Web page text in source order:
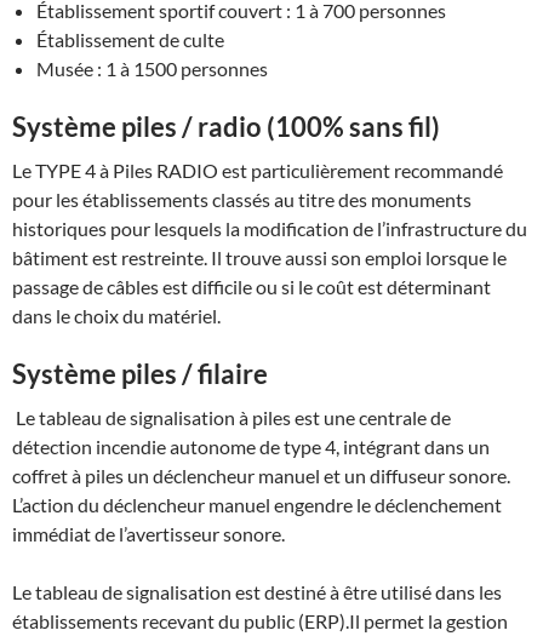
Établissement sportif couvert : 1 à 700 personnes
Établissement de culte
Musée : 1 à 1500 personnes
Système piles / radio (100% sans fil)
Le TYPE 4 à Piles RADIO est particulièrement recommandé
pour les établissements classés au titre des monuments
historiques pour lesquels la modification de l’infrastructure du
bâtiment est restreinte. Il trouve aussi son emploi lorsque le
passage de câbles est difficile ou si le coût est déterminant
dans le choix du matériel.
Système piles / filaire
Le tableau de signalisation à piles est une centrale de
détection incendie autonome de type 4, intégrant dans un
coffret à piles un déclencheur manuel et un diffuseur sonore.
L’action du déclencheur manuel engendre le déclenchement
immédiat de l’avertisseur sonore.
Le tableau de signalisation est destiné à être utilisé dans les
établissements recevant du public (ERP).Il permet la gestion